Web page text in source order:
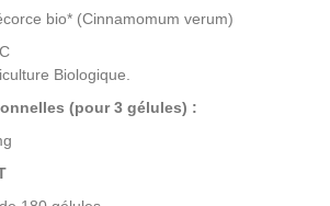
bio* (Cinnamomum verum)
Biologique.
(pour 3 gélules) :